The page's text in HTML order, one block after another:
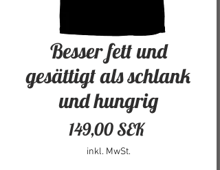
Besser fett und
gesättigt als schlank
und hungrig
149,00 SEKPreis
inkl. MwSt.